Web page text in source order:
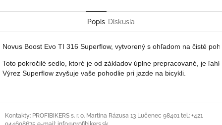
Popis Diskusia
Novus Boost Evo TI 316 Superflow, vytvorený s ohľadom na čisté
Toto pokročilé sedlo, ktoré je od základov úplne prepracované, je
Výrez Superflow zvyšuje vaše pohodlie pri jazde na bicykli.
Kontakty: PROFIBIKERS s. r. o. Martina Rázusa 13 Lučenec 98401 tel.: +421